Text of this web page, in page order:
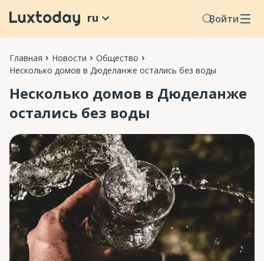
Войти
ru
Главная Новости
Общество
Несколько домов в Дюделанже остались без воды
Несколько домов в Дюделанже
остались без воды